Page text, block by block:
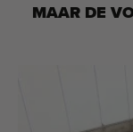
MAAR DE